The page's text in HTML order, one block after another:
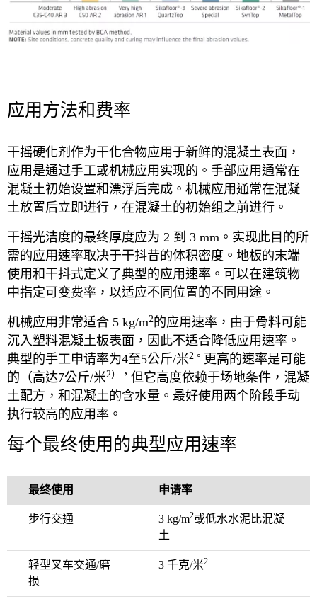
应用方法和费率
干摇硬化剂作为干化合物应用于新鲜的混凝土表面，
应用是通过手工或机械应用实现的。手部应用通常在
混凝土初始设置和漂浮后完成。机械应用通常在混凝
土放置后立即进行，在混凝土的初始组之前进行。
干摇光洁度的最终厚度应为 2 到 3 mm。实现此目的所
需的应用速率取决于干抖昔的体积密度。地板的末端
使用和干抖式定义了典型的应用速率。可以在建筑物
中指定可变费率，以适应不同位置的不同用途。
机械应用非常适合 5 kg/m2 的应用速率，由于骨料可能
沉入塑料混凝土板表面，因此不适合降低应用速率。
典型的手工申请率为4至5公斤/米2。 更高的速率是可能
的（高达7公斤/米2）， 但它高度依赖于场地条件，混凝
土配方，和混凝土的含水量。最好使用两个阶段手动
执行较高的应用率。
每个最终使用的典型应用速率
最终使用 申请率
步行交通 3 kg/m2或低水水泥比混凝
土
轻型叉车交通/磨
损
3 千克/米2